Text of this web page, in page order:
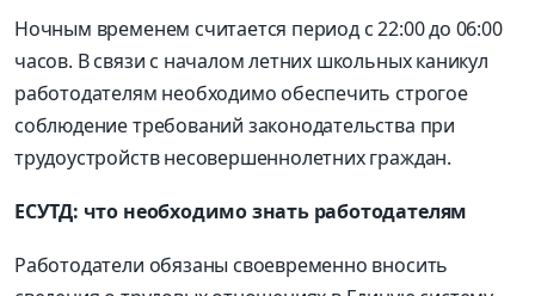
Ночным временем считается период с 22:00 до 06:00
часов. В связи с началом летних школьных каникул
работодателям необходимо обеспечить строгое
соблюдение требований законодательства при
трудоустройств несовершеннолетних граждан.
ЕСУТД: что необходимо знать работодателям
Работодатели обязаны своевременно вносить